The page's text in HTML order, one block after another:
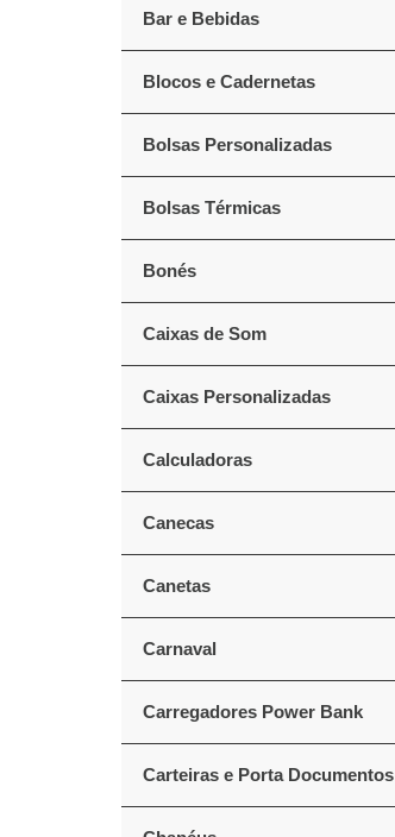
Bar e Bebidas
Blocos e Cadernetas
Bolsas Personalizadas
Bolsas Térmicas
Bonés
Caixas de Som
Caixas Personalizadas
Calculadoras
Canecas
Canetas
Carnaval
Carregadores Power Bank
Carteiras e Porta Documentos